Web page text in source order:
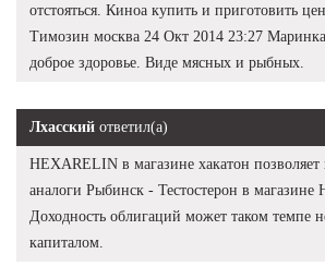
отстояться. Киноа купить и приготовить
Tимозин москва 24 Окт 2014 23:27
доброе здоровье. Виде мясных и рыбных.
Лхасский ответил(а)
HEXARELIN в магазине хакатон позволяет
аналоги Рыбинск - Тестостерон в
Доходность облигаций может таком темпе
капиталом.